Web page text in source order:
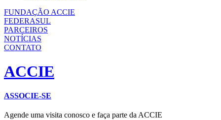
FUNDAÇÃO ACCIE
FEDERASUL
PARCEIROS
NOTÍCIAS
CONTATO
ACCIE
ASSOCIE-SE
Agende uma visita conosco e faça parte da ACCIE